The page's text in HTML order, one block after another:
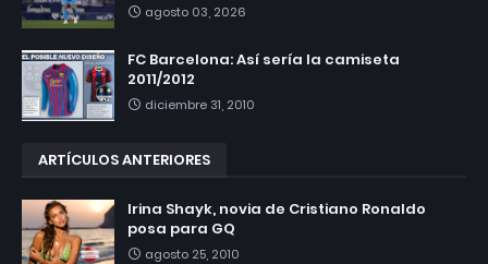
agosto 03, 2026
FC Barcelona: Así sería la camiseta
2011/2012
diciembre 31, 2010
ARTÍCULOS ANTERIORES
Irina Shayk, novia de Cristiano Ronaldo
posa para GQ
agosto 25, 2010